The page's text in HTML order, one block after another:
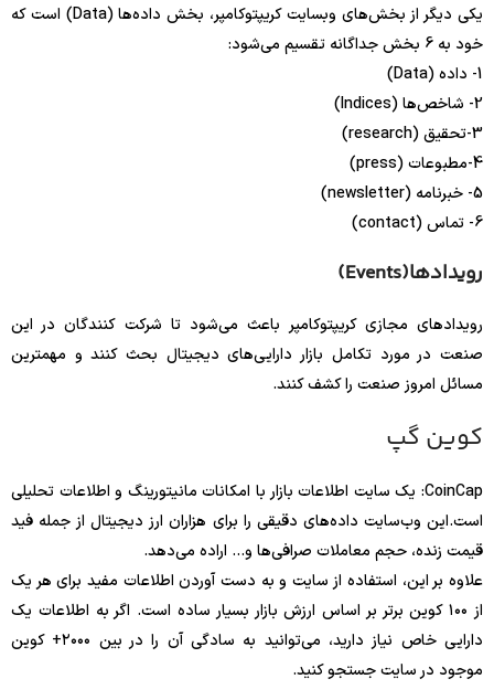
یکی دیگر از بخش‌های وبسایت کریپتوکامپر، بخش داده‌ها (Data) است که
خود به 6 بخش جداگانه تقسیم می‌شود:
1- داده (Data)
2- شاخص‌ها (Indices)
3-تحقیق (research)
4-مطبوعات (press)
5- خبرنامه (newsletter)
6- تماس (contact)
رویدادها(Events)
رویدادهای مجازی کریپتوکامپر باعث می‌شود تا شرکت کنندگان در این
صنعت در مورد تکامل بازار دارایی‌های دیجیتال بحث کنند و مهمترین
مسائل امروز صنعت را کشف کنند.
کوین گپ
CoinCap: یک سایت اطلاعات بازار با امکانات مانیتورینگ و اطلاعات تحلیلی
است.این وب‌سایت داده‌های دقیقی را برای هزاران ارز دیجیتال از جمله فید
قیمت زنده، حجم معاملات صرافی‌ها و… اراده می‌دهد.
علاوه بر این، استفاده از سایت و به دست آوردن اطلاعات مفید برای هر یک
از ۱۰۰ کوین برتر بر اساس ارزش بازار بسیار ساده است. اگر به اطلاعات یک
دارایی خاص نیاز دارید، می‌توانید به سادگی آن را در بین ۲۰۰۰+ کوین
موجود در سایت جستجو کنید.